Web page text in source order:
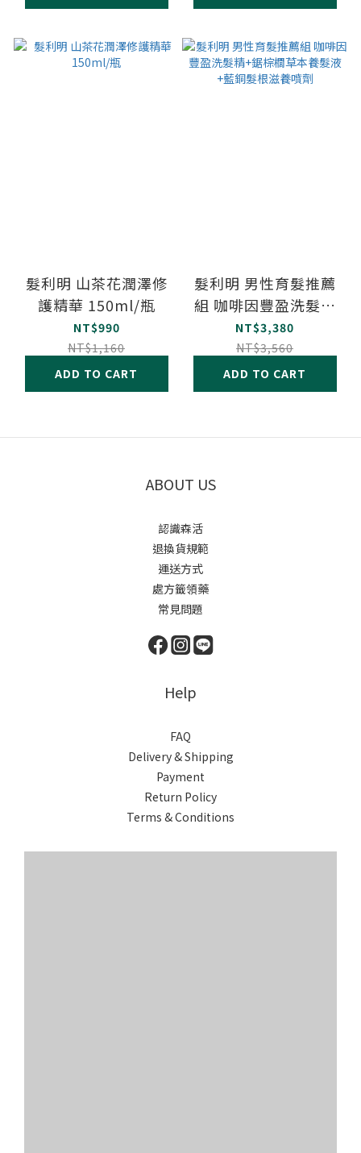
髮利明 山茶花潤澤修
護精華 150ml/瓶
NT$990
NT$1,160
ADD TO CART
髮利明 男性育髮推薦
組 咖啡因豐盈洗髮精
+鋸棕櫚草本養髮液
+藍銅髮根滋養噴劑
NT$3,380
NT$3,560
ADD TO CART
ABOUT US
認識森活
退換貨規範
運送方式
處方籤領藥
常見問題
Help
FAQ
Delivery & Shipping
Payment
Return Policy
Terms & Conditions